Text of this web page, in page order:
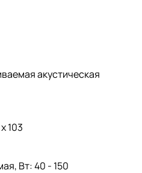
акустическая
103
Вт: 40 - 150